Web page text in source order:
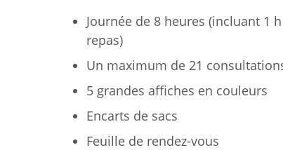
Journée de 8 heures (incluant 1
repas)
Un maximum de 21
5 grandes affiches en couleurs
Encarts de sacs
Feuille de rendez-vous